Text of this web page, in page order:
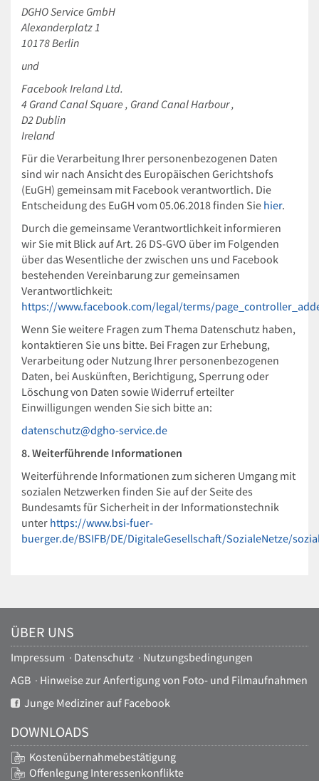
DGHO Service GmbH
Alexanderplatz 1
10178 Berlin
und
Facebook Ireland Ltd.
4 Grand Canal Square , Grand Canal Harbour ,
D2 Dublin
Ireland
Für die Verarbeitung Ihrer personenbezogenen Daten
sind wir nach Ansicht des Europäischen Gerichtshofs
(EuGH) gemeinsam mit Facebook verantwortlich. Die
Entscheidung des EuGH vom 05.06.2018 finden Sie hier.
Durch die gemeinsame Verantwortlichkeit informieren
wir Sie mit Blick auf Art. 26 DS-GVO über im Folgenden
über das Wesentliche der zwischen uns und Facebook
bestehenden Vereinbarung zur gemeinsamen
Verantwortlichkeit:
https://www.facebook.com/legal/terms/
Wenn Sie weitere Fragen zum Thema Datenschutz haben,
kontaktieren Sie uns bitte. Bei Fragen zur Erhebung,
Verarbeitung oder Nutzung Ihrer personenbezogenen
Daten, bei Auskünften, Berichtigung, Sperrung oder
Löschung von Daten sowie Widerruf erteilter
Einwilligungen wenden Sie sich bitte an:
datenschutz@dgho-service.de
8. Weiterführende Informationen
Weiterführende Informationen zum sicheren Umgang mit
sozialen Netzwerken finden Sie auf der Seite des
Bundesamts für Sicherheit in der Informationstechnik
unter https://www.bsi-fuer-
buerger.de/BSIFB/DE/DigitaleGesellschaft/SozialeNetze/
ÜBER UNS
Impressum · Datenschutz · Nutzungsbedingungen
AGB · Hinweise zur Anfertigung von Foto- und Filmaufnahmen
Junge Mediziner auf Facebook
DOWNLOADS
Kostenübernahmebestätigung
Offenlegung Interessenkonflikte